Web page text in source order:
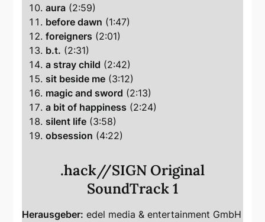
aura (2:59)
before dawn (1:47)
foreigners (2:01)
b.t. (2:31)
a stray child (2:42)
sit beside me (3:12)
magic and sword (2:13)
a bit of happiness (2:24)
silent life (3:58)
obsession (4:22)
.hack//SIGN Original
SoundTrack 1
Herausgeber: edel media & entertainment GmbH